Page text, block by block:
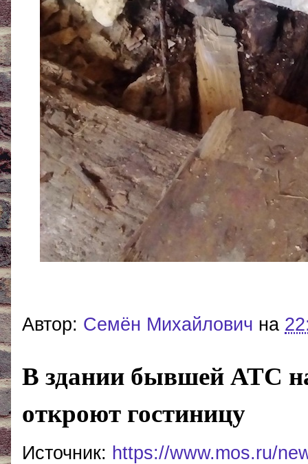
Автор: Cемён Михайлович на
В здании бывшей АТС
откроют гостиницу
Источник: https://www.mos.ru/